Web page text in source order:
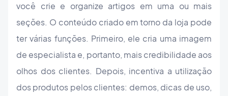
você crie e organize artigos em uma ou mais
seções. O conteúdo criado em torno da loja pode
ter várias funções. Primeiro, ele cria uma imagem
de especialista e, portanto, mais credibilidade aos
olhos dos clientes. Depois, incentiva a utilização
dos produtos pelos clientes: demos, dicas de uso,